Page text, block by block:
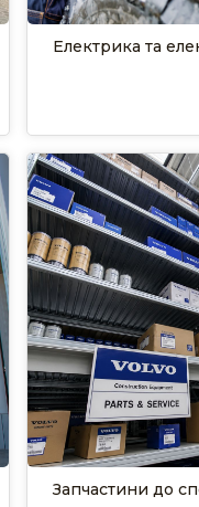
Електрика та
Запчастини до